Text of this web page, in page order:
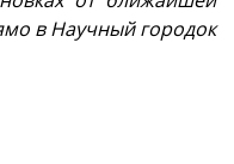
в Научный городок